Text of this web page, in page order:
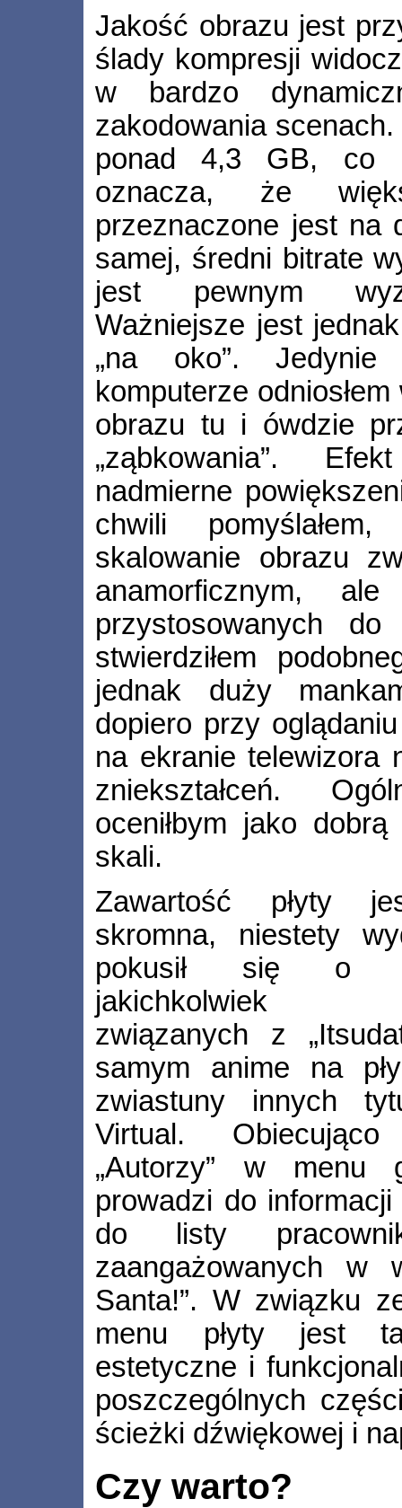
Jakość obrazu jest
ślady kompresji
w bardzo
zakodowania scenach.
ponad 4,3 GB, co
oznacza, że
przeznaczone jest na
samej, średni bitrate
jest pewnym
Ważniejsze jest
„na oko”.
komputerze
obrazu tu i ówdzie
„ząbkowania”.
nadmierne
chwili
skalowanie obrazu
anamorficznym,
przystosowanych
stwierdziłem
jednak duży
dopiero przy
na ekranie telewizora
zniekształceń.
oceniłbym jako
skali.
Zawartość płyty
skromna, niestety
pokusił się o
jakichkolwiek
związanych z
samym anime na
zwiastuny innych
Virtual.
„Autorzy” w menu
prowadzi do
do listy
zaangażowanych w
Santa!”. W związku
menu płyty jest
estetyczne i
poszczególnych
ścieżki dźwiękowej i
Czy warto?